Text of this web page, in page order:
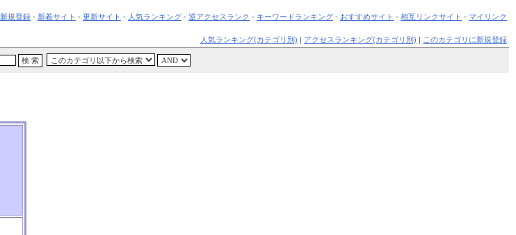
新規登録 - 新着サイト - 更新サイト - 人気ランキング - 逆アクセスランク - キーワードランキング - おすすめサイト - 相互リンクサイト - マイリンク
人気ランキング(カテゴリ別) | アクセスランキング(カテゴリ別) | このカテゴリに新規登録